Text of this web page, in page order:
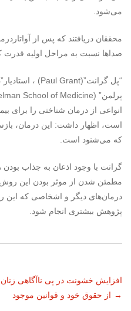
می‌شود.
محققان دریافتند که پس از
صداها نسبت به مراحل اولیه قدرت
“پل گرانت”(Paul Grant) ،
پرلمن” School of Medicine)
انواعی از درمان شناختی را برای
‌است، اظهار داشت: این درمان،
که می‌شنود است.
گرانت با وجود اذعان به جذاب
مطمئن شدن از موثر بودن این روش،
درمان‌های دیگر و اشخاصی که این
پژوهش بیشتری انجام شود.
ناوبری
افزایش خشونت در پی ناآگاهی زنان
از حقوق خود و قوانین موجود →